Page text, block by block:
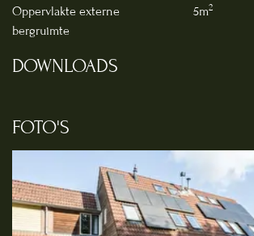
Oppervlakte externe
bergruimte
5m2
DOWNLOADS
FOTO'S
overslaan